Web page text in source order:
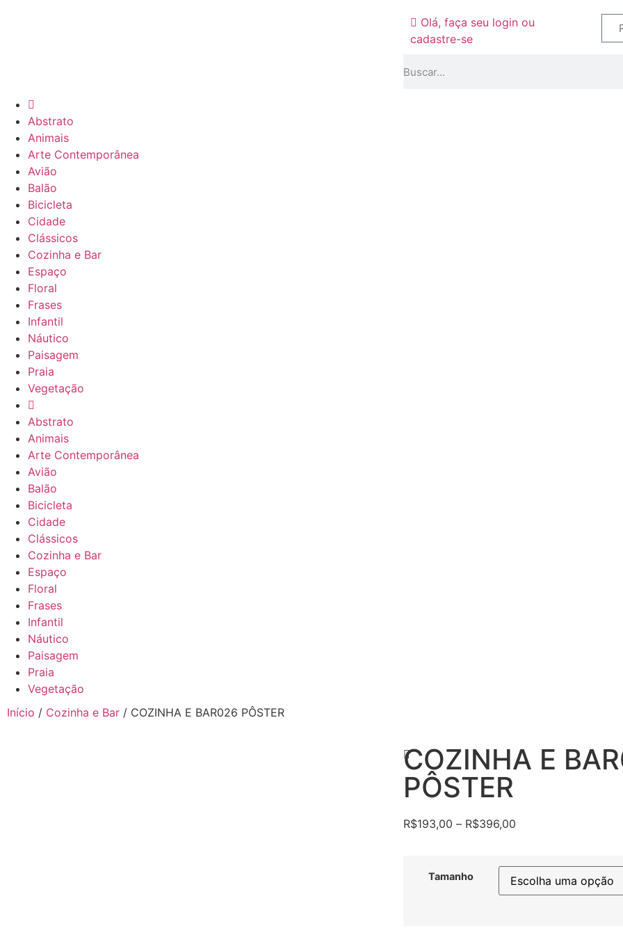
Olá, faça seu login ou
cadastre-se
Abstrato
Animais
Arte Contemporânea
Avião
Balão
Bicicleta
Cidade
Clássicos
Cozinha e Bar
Espaço
Floral
Frases
Infantil
Náutico
Paisagem
Praia
Vegetação
Abstrato
Animais
Arte Contemporânea
Avião
Balão
Bicicleta
Cidade
Clássicos
Cozinha e Bar
Espaço
Floral
Frases
Infantil
Náutico
Paisagem
Praia
Vegetação
Início / Cozinha e Bar / COZINHA E BAR026 PÔSTER
COZINHA E
PÔSTER
R$193,00 – R$396,00
Tamanho